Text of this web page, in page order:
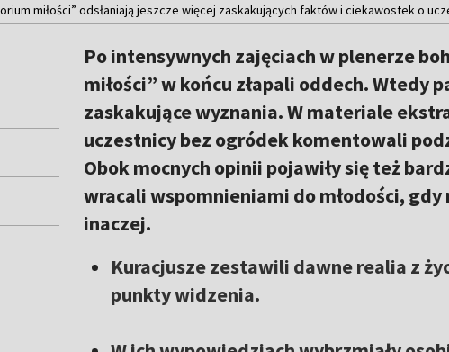
miłości” odsłaniają jeszcze więcej zaskakujących faktów i ciekawostek o
Po intensywnych zajęciach w plenerze
miłości” w końcu złapali oddech. Wtedy
zaskakujące wyznania. W materiale
uczestnicy bez ogródek komentowali
Obok mocnych opinii pojawiły się też
wracali wspomnieniami do młodości,
inaczej.
Kuracjusze zestawili dawne realia z
punkty widzenia.